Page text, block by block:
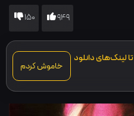
یک کپی از مدلین به وجود بیاید.
949
150
لینک‌های دانلود
خاموش کردم